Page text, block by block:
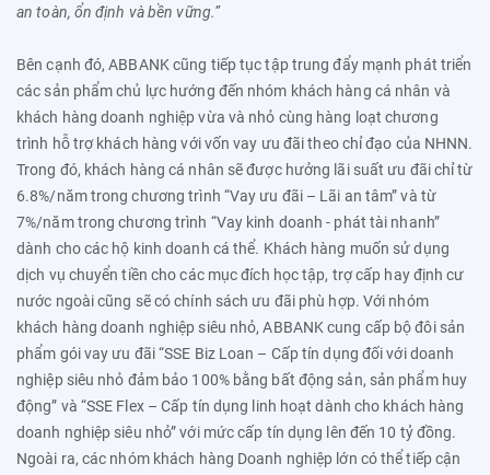
an toàn, ổn định và bền vững.”
Bên cạnh đó, ABBANK cũng tiếp tục tập trung đẩy mạnh phát triển
các sản phẩm chủ lực hướng đến nhóm khách hàng cá nhân và
khách hàng doanh nghiệp vừa và nhỏ cùng hàng loạt chương
trình hỗ trợ khách hàng với vốn vay ưu đãi theo chỉ đạo của NHNN.
Trong đó, khách hàng cá nhân sẽ được hưởng lãi suất ưu đãi chỉ từ
6.8%/năm trong chương trình “Vay ưu đãi – Lãi an tâm” và từ
7%/năm trong chương trình “Vay kinh doanh - phát tài nhanh”
dành cho các hộ kinh doanh cá thể. Khách hàng muốn sử dụng
dịch vụ chuyển tiền cho các mục đích học tập, trợ cấp hay định cư
nước ngoài cũng sẽ có chính sách ưu đãi phù hợp. Với nhóm
khách hàng doanh nghiệp siêu nhỏ, ABBANK cung cấp bộ đôi sản
phẩm gói vay ưu đãi“SSE Biz Loan – Cấp tín dụng đối với doanh
nghiệp siêu nhỏ đảm bảo 100% bằng bất động sản, sản phẩm huy
động” và “SSE Flex – Cấp tín dụng linh hoạt dành cho khách hàng
doanh nghiệp siêu nhỏ” với mức cấp tín dụng lên đến 10 tỷ đồng.
Ngoài ra, các nhóm khách hàng Doanh nghiệp lớn có thể tiếp cận